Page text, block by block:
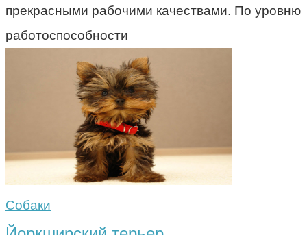
прекрасными рабочими качествами. По уровню
работоспособности
Собаки